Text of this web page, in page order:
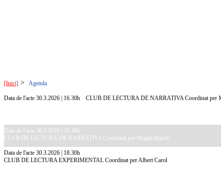
[Inici] > Agenda
Data de l'acte 30.3.2026 | 16.30h CLUB DE LECTURA DE NARRATIVA Coordinat per
Data de l'acte 30.3.2026 | 16.30h
CLUB DE LECTURA DE NARRATIVA Coordinat per Magda Bosch
Data de l'acte 30.3.2026 | 18.30h
CLUB DE LECTURA EXPERIMENTAL Coordinat per Albert Carol